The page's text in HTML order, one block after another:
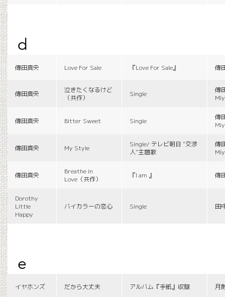
d
傳田真央 Love For Sale 『Love For Sale』 傳
傳田真央
泣きたくなるけど
（共作）
Single
傳
傳田真央 Bitter Sweet Single
傳
傳田真央 My Style
Single/ テレビ朝日 “交渉
人”主題歌
傳
傳田真央
Breathe in
Love（共作）
『I am 』 傳
Dorothy
Little
Happy
バイカラーの恋心 Single 田
e
イヤホンズ だから大丈夫 アルバム『手紙』収録 月